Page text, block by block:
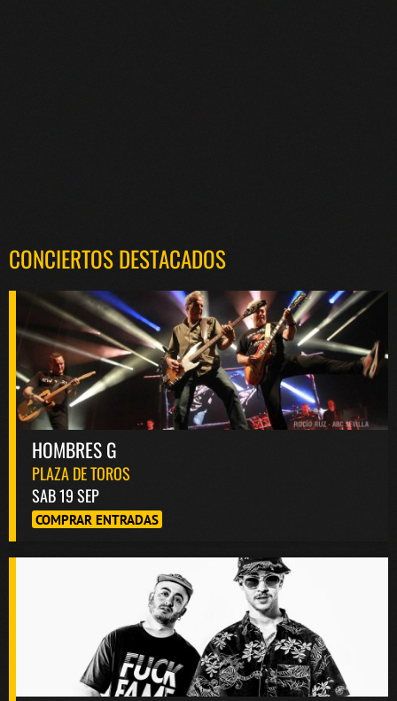
CONCIERTOS DESTACADOS
HOMBRES G
PLAZA DE TOROS
SAB 19 SEP
COMPRAR ENTRADAS